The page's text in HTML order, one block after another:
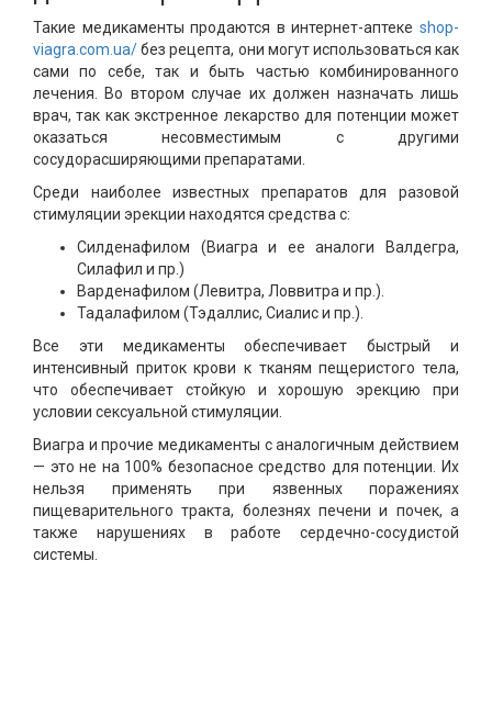
Такие медикаменты продаются в интернет-аптеке shop-
viagra.com.ua/без рецепта, они могут использоваться как
сами по себе, так и быть частью комбинированного
лечения. Во втором случае их должен назначать лишь
врач, так как экстренное лекарство для потенции может
оказаться несовместимым с другими
сосудорасширяющими препаратами.
Среди наиболее известных препаратов для разовой
стимуляции эрекции находятся средства с:
Силденафилом (Виагра и ее аналоги Валдегра,
Силафил и пр.)
Варденафилом (Левитра, Ловвитра и пр.).
Тадалафилом (Тэдаллис, Сиалис и пр.).
Все эти медикаменты обеспечивает быстрый и
интенсивный приток крови к тканям пещеристого тела,
что обеспечивает стойкую и хорошую эрекцию при
условии сексуальной стимуляции.
Виагра и прочие медикаменты с аналогичным действием
— это не на 100% безопасное средство для потенции. Их
нельзя применять при язвенных поражениях
пищеварительного тракта, болезнях печени и почек, а
также нарушениях в работе сердечно-сосудистой
системы.